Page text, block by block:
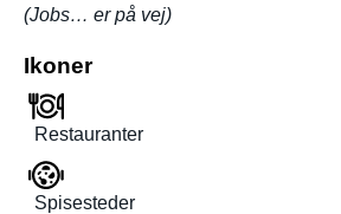
(Jobs… er på vej)
Ikoner
Restauranter
Spisesteder